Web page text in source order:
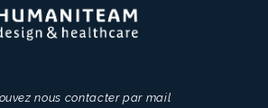
nous contacter par mail